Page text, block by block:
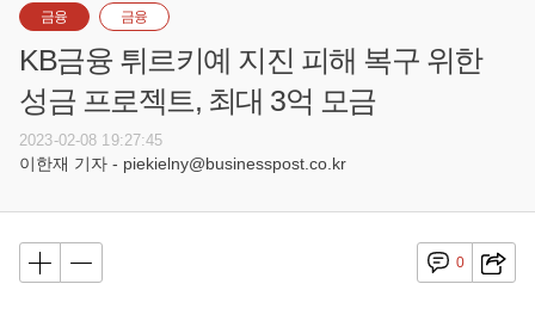
금융 금융
KB금융 튀르키예 지진 피해 복구 위한
성금 프로젝트, 최대 3억 모금
2023-02-08 19:27:45
이한재 기자 - piekielny@businesspost.co.kr
0